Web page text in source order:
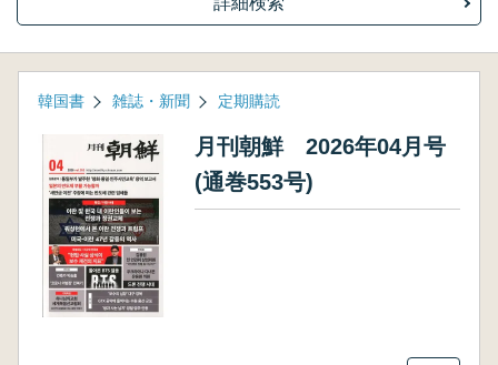
韓国書 雑誌・新聞 定期購読
月刊朝鮮 2026年04月号
(通巻553号)